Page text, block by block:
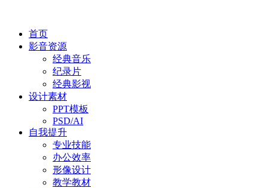
首页
影音资源
经典音乐
纪录片
经典影视
设计素材
PPT模板
PSD/AI
自我提升
专业技能
办公效率
形像设计
教学教材